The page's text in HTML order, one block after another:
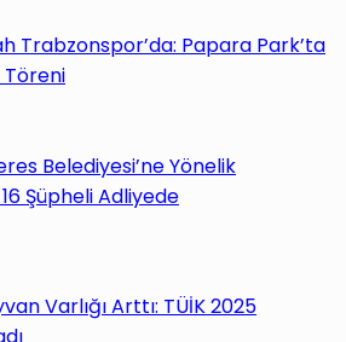
Trabzonspor’da: Papara Park’ta
Belediyesi’ne Yönelik
Şüpheli Adliyede
Varlığı Arttı: TÜİK 2025